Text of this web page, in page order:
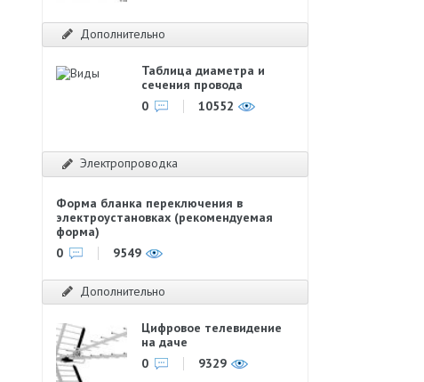
Дополнительно
Таблица диаметра и
сечения провода
0
10552
Электропроводка
Форма бланка переключения в
электроустановках (рекомендуемая
форма)
0
9549
Дополнительно
Цифровое телевидение
на даче
0
9329